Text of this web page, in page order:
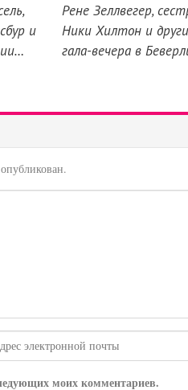
и
Рене Зеллвегер,
Ники Хилтон и
гала-вечера в
моих комментариев.